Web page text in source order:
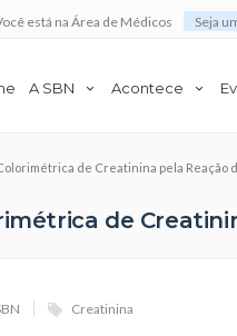
está na Área de Médicos Seja
A SBN Acontece
de Creatinina pela Reação
de
Creatinina